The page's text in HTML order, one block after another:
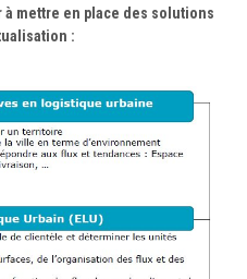
mettre en place des solutions
: